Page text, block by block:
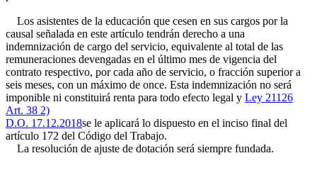
Los asistentes de la educación que cesen en sus cargos por la
causal señalada en este artículo tendrán derecho a una
indemnización de cargo del servicio, equivalente al total de las
remuneraciones devengadas en el último mes de vigencia del
contrato respectivo, por cada año de servicio, o fracción superior a
seis meses, con un máximo de once. Esta indemnización no será
imponible ni constituirá renta para todo efecto legal y Ley 21126
Art. 38 2)
D.O. 17.12.2018se le aplicará lo dispuesto en el inciso final del
artículo 172 del Código del Trabajo.
La resolución de ajuste de dotación será siempre fundada.